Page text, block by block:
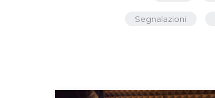
Segnalazioni